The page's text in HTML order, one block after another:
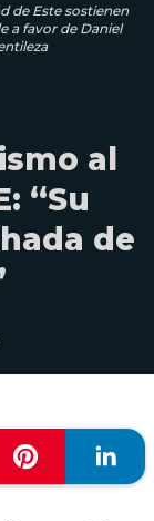
de Este sostienen
a favor de Daniel
al
“Su
de